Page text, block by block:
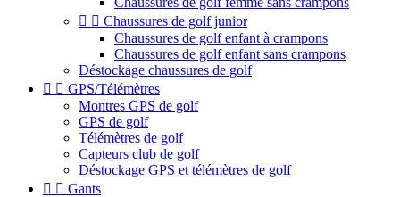
  Chaussures de golf junior
Chaussures de golf enfant à crampons
Chaussures de golf enfant sans crampons
Déstockage chaussures de golf
  GPS/Télémètres
Montres GPS de golf
GPS de golf
Télémètres de golf
Capteurs club de golf
Déstockage GPS et télémètres de golf
  Gants